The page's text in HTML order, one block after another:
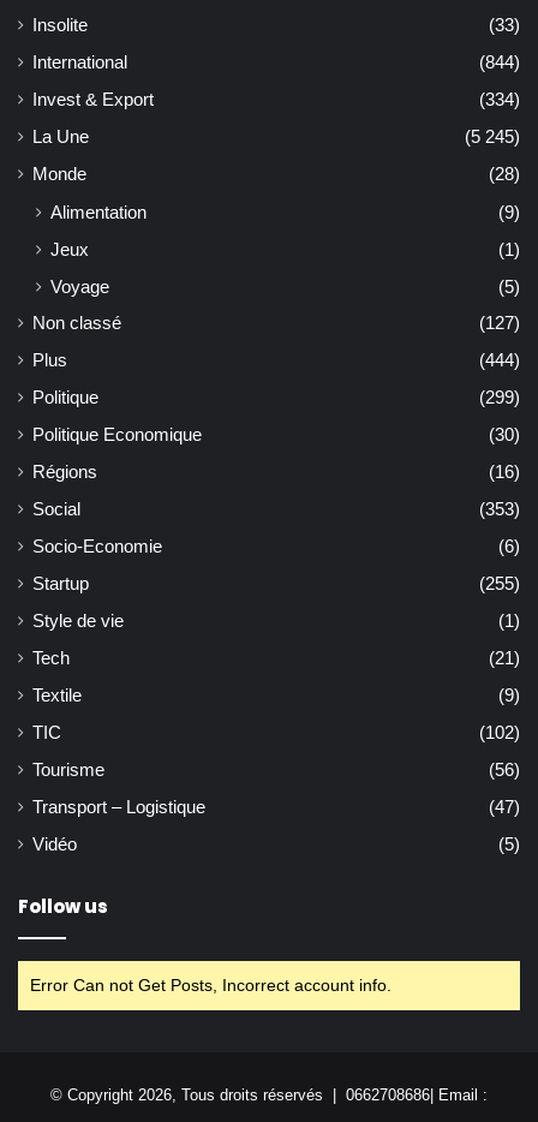
Insolite
(33)
International
(844)
Invest & Export
(334)
La Une
(5 245)
Monde
(28)
Alimentation
(9)
Jeux
(1)
Voyage
(5)
Non classé
(127)
Plus
(444)
Politique
(299)
Politique Economique
(30)
Régions
(16)
Social
(353)
Socio-Economie
(6)
Startup
(255)
Style de vie
(1)
Tech
(21)
Textile
(9)
TIC
(102)
Tourisme
(56)
Transport – Logistique
(47)
Vidéo
(5)
Follow us
Error Can not Get Posts, Incorrect account info.
© Copyright 2026, Tous droits réservés | 0662708686| Email :